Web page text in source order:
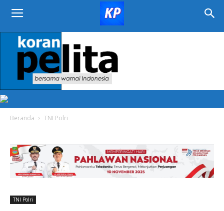
KORAN
PELITA
Beranda TNI Polri
TNI Polri